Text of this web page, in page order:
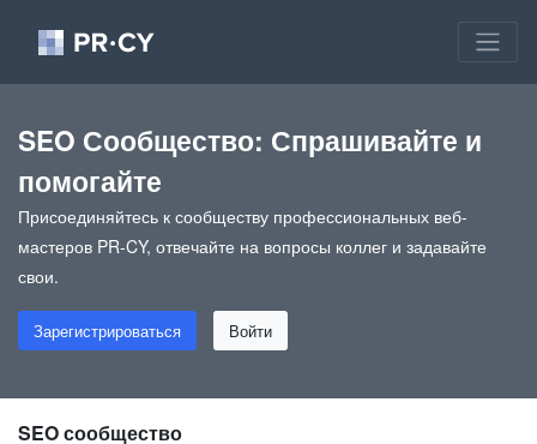
SEO Сообщество: Спрашивайте и
помогайте
Присоединяйтесь к сообществу профессиональных веб-
мастеров PR-CY, отвечайте на вопросы коллег и задавайте
свои.
Зарегистрироваться Войти
SEO сообщество